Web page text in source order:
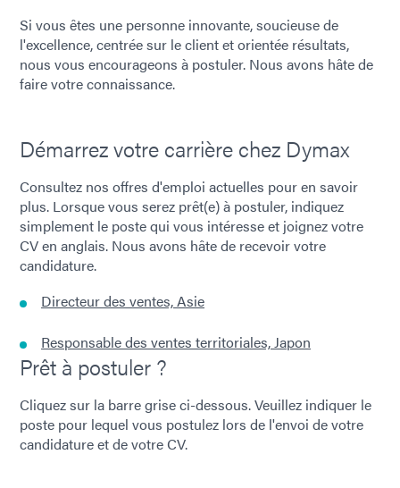
Si vous êtes une personne innovante, soucieuse de
l'excellence, centrée sur le client et orientée résultats,
nous vous encourageons à postuler. Nous avons hâte de
faire votre connaissance.
Démarrez votre carrière chez Dymax
Consultez nos offres d'emploi actuelles pour en savoir
plus. Lorsque vous serez prêt(e) à postuler, indiquez
simplement le poste qui vous intéresse et joignez votre
CV en anglais. Nous avons hâte de recevoir votre
candidature.
Directeur des ventes, Asie
Responsable des ventes territoriales, Japon
Prêt à postuler ?
Cliquez sur la barre grise ci-dessous. Veuillez indiquer le
poste pour lequel vous postulez lors de l'envoi de votre
candidature et de votre CV.